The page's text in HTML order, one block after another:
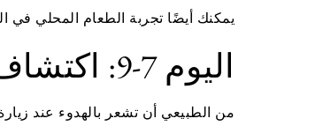
يمكنك أيضًا تجربة الطعام المحلي في
اليوم 7-9: اكتشاف جمال الطبيعة في بحيرات بليفا
من الطبيعي أن تشعر بالهدوء عند